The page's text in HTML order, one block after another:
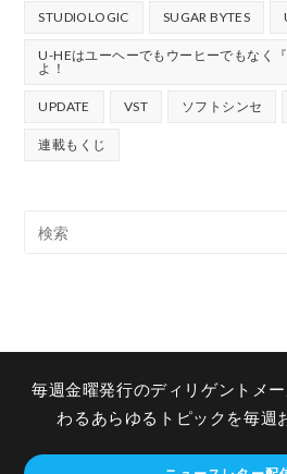
STUDIOLOGIC SUGAR BYTES
U-HEはユーヘーでもウーヒーでもなく
よ！
UPDATE VST ソフトシンセ
連載もくじ
毎週金曜発行のディリゲントメ
わるあらゆるトピックを毎週